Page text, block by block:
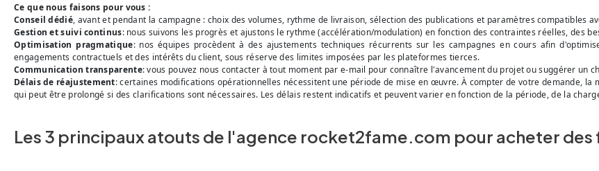
Ce que nous faisons pour vous :
Conseil dédié, avant et pendant la campagne : choix des volumes, rythme de livraison, sélection des publications et paramètres compatibles
Gestion et suivi continus: nous suivons les progrès et ajustons le rythme (accélération/modulation) en fonction des contraintes réelles, des
Optimisation pragmatique: nos équipes procèdent à des ajustements techniques récurrents sur les campagnes en cours afin
engagements contractuels et des intérêts du client, sous réserve des limites imposées par les plateformes tierces.
Communication transparente: vous pouvez nous contacter à tout moment par e-mail pour connaître l'avancement du projet ou suggérer un
Délais de réajustement: certaines modifications opérationnelles nécessitent une période de mise en œuvre. À compter de votre demande,
qui peut être prolongé si des clarifications sont nécessaires. Les délais restent indicatifs et peuvent varier en fonction de la période, de la
Les 3 principaux atouts de l'agence rocket2fame.com pour acheter